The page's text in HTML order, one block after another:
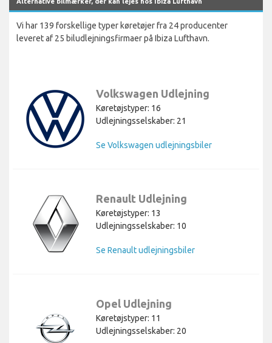
Vi har 139 forskellige typer køretøjer fra 24 producenter
leveret af 25 biludlejningsfirmaer på Ibiza Lufthavn.
Volkswagen Udlejning
Køretøjstyper: 16
Udlejningsselskaber: 21
Se Volkswagen udlejningsbiler
Renault Udlejning
Køretøjstyper: 13
Udlejningsselskaber: 10
Se Renault udlejningsbiler
Opel Udlejning
Køretøjstyper: 11
Udlejningsselskaber: 20